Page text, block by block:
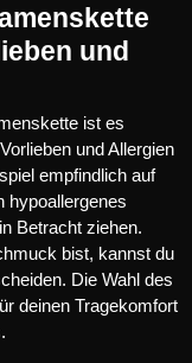
und
ist es
und Allergien
empfindlich auf
hypoallergenes
Betracht ziehen.
bist, kannst du
Die Wahl des
deinen Tragekomfort